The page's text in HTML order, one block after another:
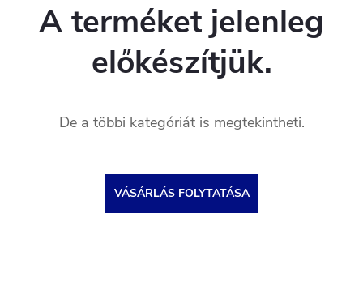
A terméket jelenleg
előkészítjük.
De a többi kategóriát is megtekintheti.
VÁSÁRLÁS FOLYTATÁSA